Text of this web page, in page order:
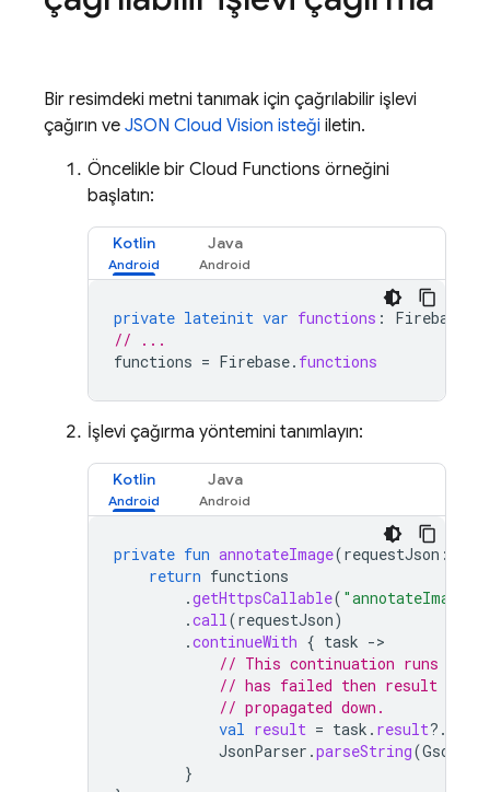
Bir resimdeki metni tanımak için çağrılabilir işlevi
çağırın ve JSON Cloud Vision isteği iletin.
Öncelikle bir Cloud Functions örneğini
başlatın:
Kotlin Java
private lateinit var functions :
// ...
functions = Firebase. functions
İşlevi çağırma yöntemini tanımlayın:
Kotlin Java
private fun annotateImage(requestJson :
return functions
.getHttpsCallable( "annotateImage"
.call(requestJson)
.continueWith { task -
// This continuation runs on
// has failed then result will
// propagated down.
val result = task . result?.
JsonParser .parseString(Gson
}